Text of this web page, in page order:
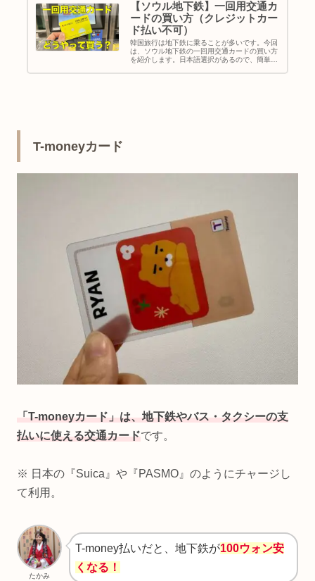
【ソウル地下鉄】一回用交通カ
ードの買い方（クレジットカー
ド払い不可）
韓国旅行は地下鉄に乗ることが多いです。今回
は、ソウル地下鉄の一回用交通カードの買い方
を紹介します。日本語選択があるので、簡単で
えないこと！現金払いのみです。｜ソウル旅行
T-moneyカード
「T-moneyカード」は、地下鉄やバス・タクシーの支
払いに使える交通カードです。
※ 日本の『Suica』や『PASMO』のようにチャージし
て利用。
たかみ
T-money払いだと、地下鉄が100ウォン安
くなる！